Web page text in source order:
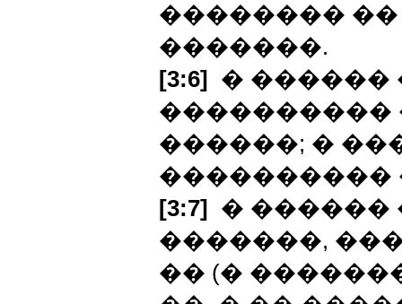
��������
�������.
[3:6] � ������
����������
������; �
����������
[3:7] � ������
�������,
�� (�